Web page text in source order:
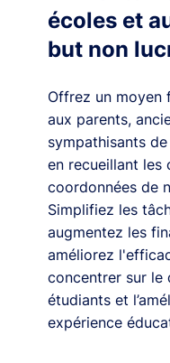
écoles et
but non
Offrez un moyen
aux parents,
sympathisants
en recueillant les
coordonnées de
Simplifiez les
augmentez les
améliorez
concentrer sur le
étudiants et
expérience